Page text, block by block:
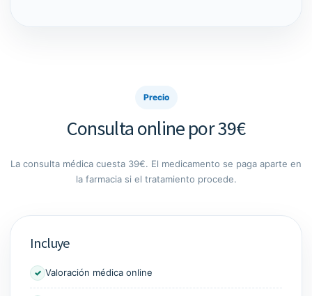
Precio
Consulta online por 39€
La consulta médica cuesta 39€. El medicamento se paga aparte en
la farmacia si el tratamiento procede.
Incluye
✓ Valoración médica online